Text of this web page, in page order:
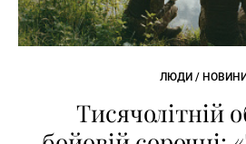
ЛЮДИ /
Тисячолітній